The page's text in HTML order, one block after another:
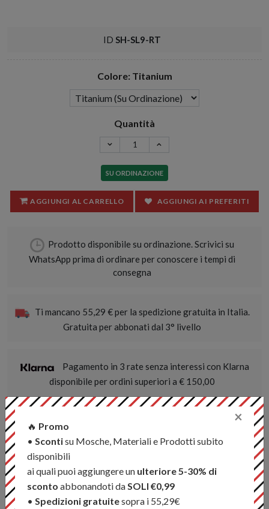
ID SH-SL9-RT
Colore: Titanium
Quantità
SU ORDINAZIONE
AGGIUNGI AL CARRELLO AGGIUNGI AI PREFERITI
Prodotto disponibile su ordinazione. Scrivici su
WhatsApp prima di ordinare per conoscere i tempi di
consegna
Ti mancano 55,29 € per la spedizione gratuita in Italia.
Gratuita per abbonati dal 3° livello
Pagamento in 3 rate senza interessi con Klarna
disponibile per ordini superiori a € 150,00
Sconti extra per abbonati YouTube fino al 30%. Scrivici
Per visualizzare i video, accetta i cookie di YouTube e/o
Vimeo cliccando in basso a sinistra
×
🔥 Promo
• Scontisu Mosche, Materiali e Prodotti subito
disponibili
ai quali puoi aggiungere un ulteriore 5-30% di
sconto abbonandoti da SOLI €0,99
• Spedizioni gratuitesopra i 55,29€